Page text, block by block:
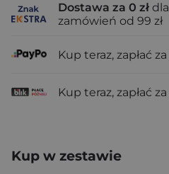
Dostawa za 0 zł dla
zamówień od 99 zł
Kup teraz, zapłać za
Kup teraz, zapłać za
Kup w zestawie